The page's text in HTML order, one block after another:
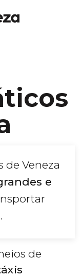
de Veneza
e
de